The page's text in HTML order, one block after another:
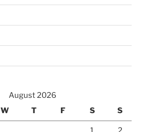
August 2026
W T F S S